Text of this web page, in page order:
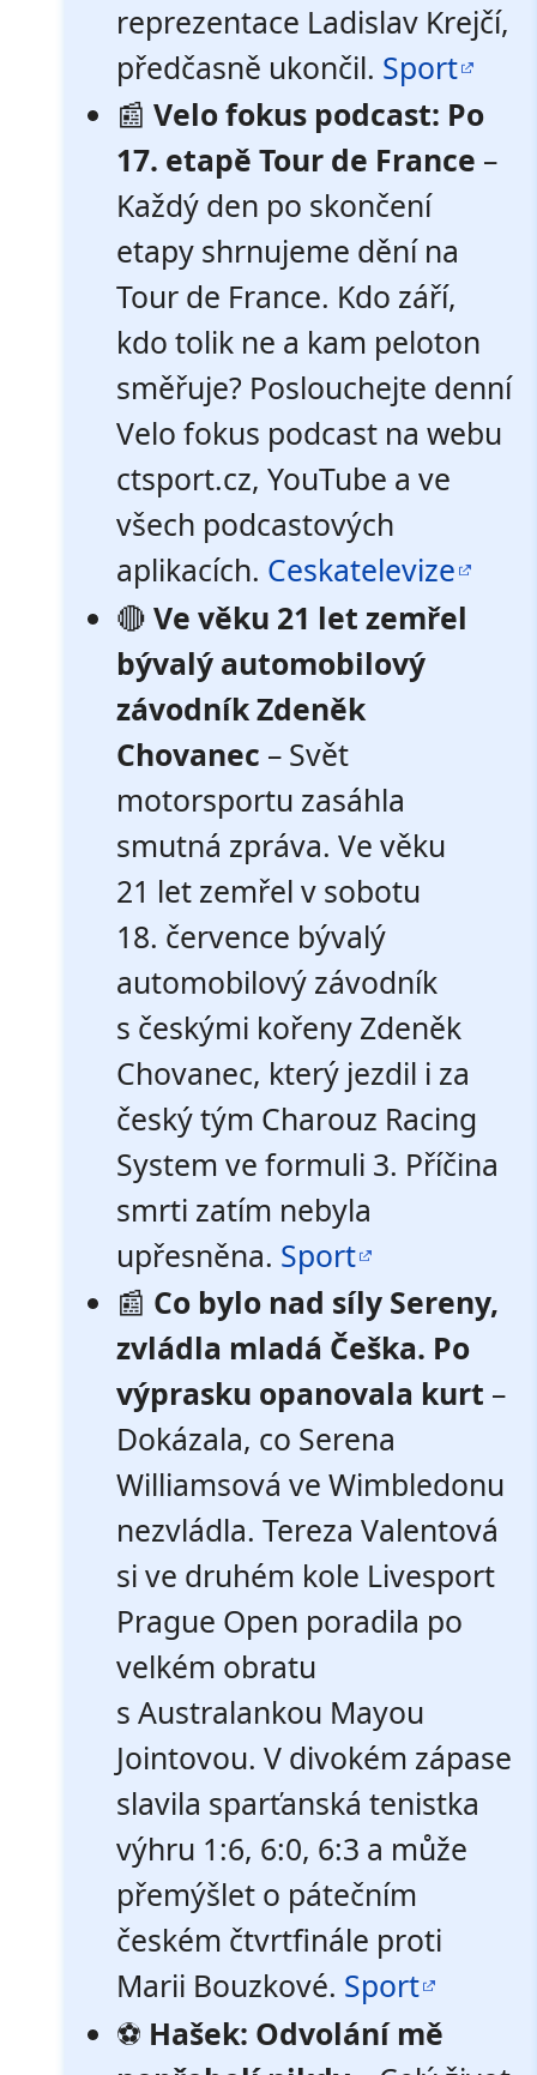
reprezentace Ladislav Krejčí,
předčasně ukončil. Sport
📰Velo fokus podcast: Po
17. etapě Tour de France –
Každý den po skončení
etapy shrnujeme dění na
Tour de France. Kdo září,
kdo tolik ne a kam peloton
směřuje? Poslouchejte denní
Velo fokus podcast na webu
ctsport.cz, YouTube a ve
všech podcastových
aplikacích. Ceskatelevize
🔴Ve věku 21 let zemřel
bývalý automobilový
závodník Zdeněk
Chovanec – Svět
motorsportu zasáhla
smutná zpráva. Ve věku
21 let zemřel v sobotu
18. července bývalý
automobilový závodník
s českými kořeny Zdeněk
Chovanec, který jezdil i za
český tým Charouz Racing
System ve formuli 3. Příčina
smrti zatím nebyla
upřesněna. Sport
📰 Co bylo nad síly Sereny,
zvládla mladá Češka. Po
výprasku opanovala kurt –
Dokázala, co Serena
Williamsová ve Wimbledonu
nezvládla. Tereza Valentová
si ve druhém kole Livesport
Prague Open poradila po
velkém obratu
s Australankou Mayou
Jointovou. V divokém zápase
slavila sparťanská tenistka
výhru 1:6, 6:0, 6:3 a může
přemýšlet o pátečním
českém čtvrtfinále proti
Marii Bouzkové. Sport
⚽ Hašek: Odvolání mě